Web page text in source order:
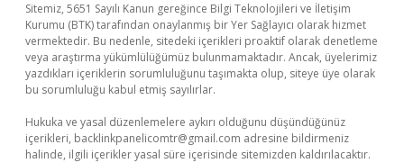
Sitemiz, 5651 Sayılı Kanun gereğince Bilgi Teknolojileri ve İletişim
Kurumu (BTK) tarafından onaylanmış bir Yer Sağlayıcı olarak hizmet
vermektedir. Bu nedenle, sitedeki içerikleri proaktif olarak denetleme
veya araştırma yükümlülüğümüz bulunmamaktadır. Ancak, üyelerimiz
yazdıkları içeriklerin sorumluluğunu taşımakta olup, siteye üye olarak
bu sorumluluğu kabul etmiş sayılırlar.
Hukuka ve yasal düzenlemelere aykırı olduğunu düşündüğünüz
içerikleri, backlinkpanelicomtr@gmail.com adresine bildirmeniz
halinde, ilgili içerikler yasal süre içerisinde sitemizden kaldırılacaktır.